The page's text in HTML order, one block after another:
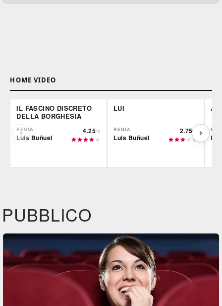
HOME VIDEO
IL FASCINO DISCRETO
DELLA BORGHESIA
REGIA
Luis Buñuel
4.25/5
LUI
REGIA
Luis Buñuel
2.75/5
PUBBLICO